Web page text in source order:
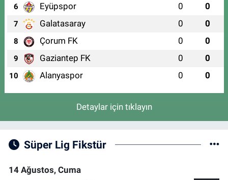
6 Eyüpspor 0 0
7 Galatasaray 0 0
8 Çorum FK 0 0
9 Gaziantep FK 0 0
10 Alanyaspor 0 0
Detaylar için tıklayın
Süper Lig Fikstür
14 Ağustos, Cuma